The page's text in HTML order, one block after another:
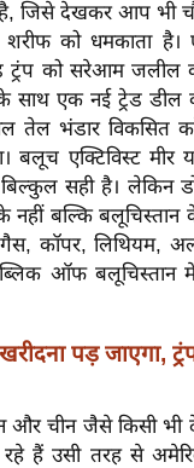
है, जिसे देखकर आप भी
को धमकाता
ट्रंप को सरेआम जलील
साथ एक नई ट्रेड डील
तेल भंडार विकसित
बलूच एक्टिविस्ट
सही है। लेकिन
बल्कि बलूचिस्तान
कॉपर, लिथियम,
ऑफ
पड़ जाएगा,
और चीन जैसे किसी भी
हैं उसी तरह से